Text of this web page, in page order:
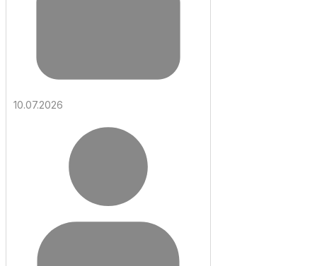
10.07.2026